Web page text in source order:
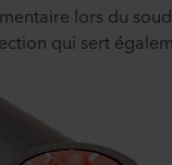
lors du
qui sert